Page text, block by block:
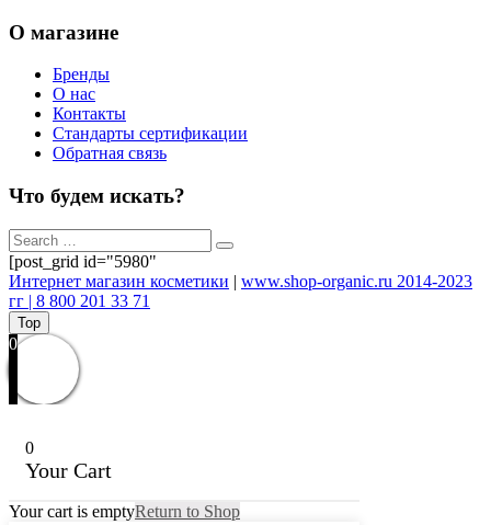
О магазине
Бренды
О нас
Контакты
Стандарты сертификации
Обратная связь
Что будем искать?
[post_grid id="5980"
Интернет магазин косметики | www.shop-organic.ru 2014-2023
гг | 8 800 201 33 71
Top
0
0
Your Cart
Your cart is emptyReturn to Shop